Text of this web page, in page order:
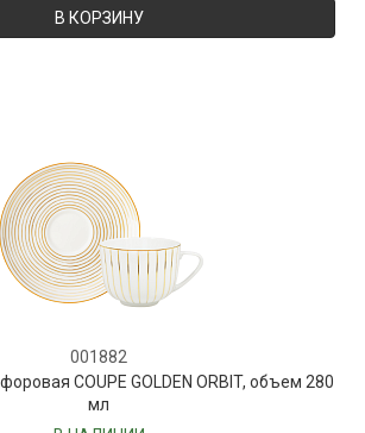
В КОРЗИНУ
001882
COUPE GOLDEN ORBIT, объем 280
мл